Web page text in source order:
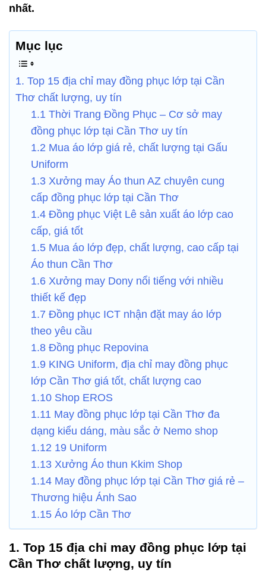
nhất.
Mục lục
1. Top 15 địa chỉ may đồng phục lớp tại Cần
Thơ chất lượng, uy tín
1.1 Thời Trang Đồng Phục – Cơ sở may
đồng phục lớp tại Cần Thơ uy tín
1.2 Mua áo lớp giá rẻ, chất lượng tại Gấu
Uniform
1.3 Xưởng may Áo thun AZ chuyên cung
cấp đồng phục lớp tại Cần Thơ
1.4 Đồng phục Việt Lê sản xuất áo lớp cao
cấp, giá tốt
1.5 Mua áo lớp đẹp, chất lượng, cao cấp tại
Áo thun Cần Thơ
1.6 Xưởng may Dony nổi tiếng với nhiều
thiết kế đẹp
1.7 Đồng phục ICT nhận đặt may áo lớp
theo yêu cầu
1.8 Đồng phục Repovina
1.9 KING Uniform, địa chỉ may đồng phục
lớp Cần Thơ giá tốt, chất lượng cao
1.10 Shop EROS
1.11 May đồng phục lớp tại Cần Thơ đa
dạng kiểu dáng, màu sắc ở Nemo shop
1.12 19 Uniform
1.13 Xưởng Áo thun Kkim Shop
1.14 May đồng phục lớp tại Cần Thơ giá rẻ –
Thương hiệu Ánh Sao
1.15 Áo lớp Cần Thơ
1. Top 15 địa chỉ may đồng phục lớp tại
Cần Thơ chất lượng, uy tín